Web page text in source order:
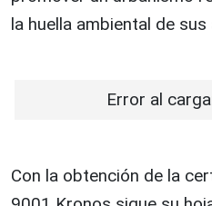
la huella ambiental de
Error al
Con la obtención de la